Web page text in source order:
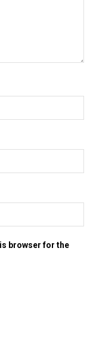
browser for the